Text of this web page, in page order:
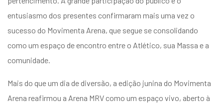
entusiasmo dos presentes confirmaram mais uma vez o
sucesso do Movimenta Arena, que segue se consolidando
como um espaço de encontro entre o Atlético, sua Massa e a
comunidade.
Mais do que um dia de diversão, a edição junina do Movimenta
Arena reafirmou a Arena MRV como um espaço vivo, aberto à